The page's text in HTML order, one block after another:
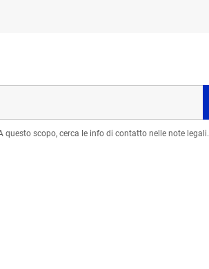
scopo, cerca le info di contatto nelle note legali.